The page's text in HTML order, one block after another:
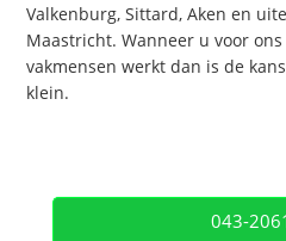
Valkenburg, Sittard, Aken en
Maastricht. Wanneer u voor
vakmensen werkt dan is de
klein.
043-